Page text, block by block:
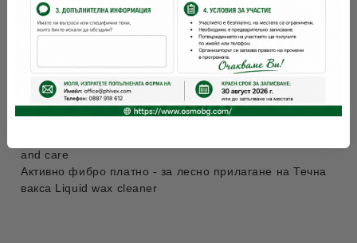
Комплектът Opti - Set се състои от:
Моп с телескопична дръжка - за регулиране на
дължината
Моп за прах - лесен за използване, за обиране на
праха на всички дървени подове
and care
Активно фибро платно - за лесно прилагане на Течна
вакса Liquid wax cleaner